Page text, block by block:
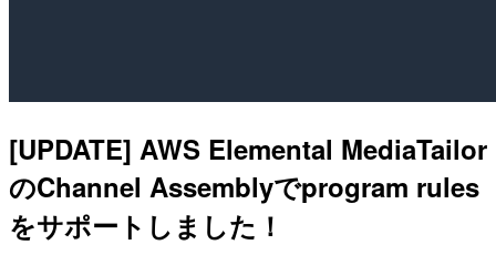
[UPDATE] AWS Elemental MediaTailor
のChannel Assemblyでprogram rules
をサポートしました！